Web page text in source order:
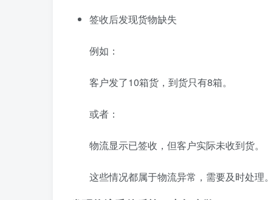
签收后发现货物缺失
例如：
客户发了10箱货，到货只有8箱。
或者：
物流显示已签收，但客户实际未收到货。
这些情况都属于物流异常，需要及时处理。